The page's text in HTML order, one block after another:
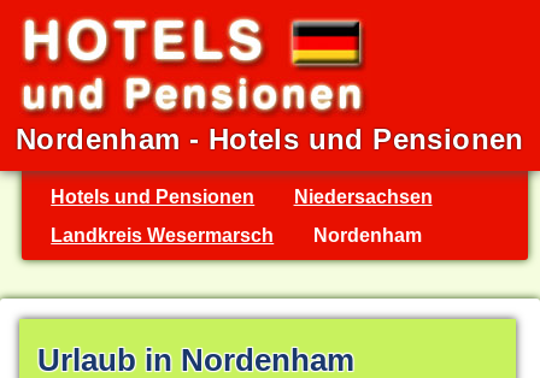
Nordenham - Hotels und Pensionen
Hotels und Pensionen
Niedersachsen
Landkreis Wesermarsch
Nordenham
Urlaub in Nordenham